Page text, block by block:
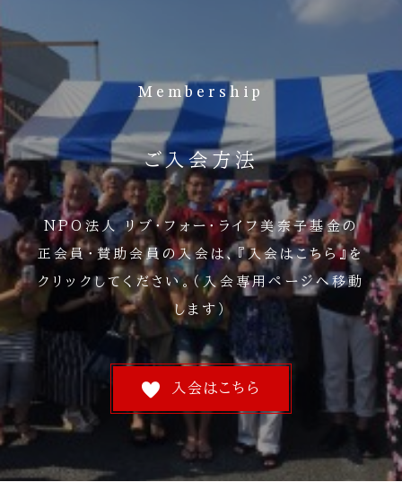
下記の『ご入会方法』の下、『入会はこちら』の赤いボタン
を押してください。
下記の専用ページで入会できない方は
専用ページからの入会は、クレジットカード・銀行振込・コ
ンビニ払いが選択可能ですが、それらがお使いになれな
い場合は、郵便振替での入会申込も可能です。 郵便振替
での入会を希望される方は、お手数ですがリブ・フォー・ラ
イフ事務局までお問い合わせください。
注意事項
専用の入会用紙（郵便振替）で既にリブフォーライフに入
会済みの方は、本ページからは入会申し込みをしないでく
ださい。会費が二重に発生する可能性がございます。
Membership
ご入会方法
NPO法人 リブ・フォー・ライフ美奈子基金の
正会員・賛助会員の入会は、『入会はこちら』を
クリックしてください。（入会専用ページへ移動
します）
入会はこちら